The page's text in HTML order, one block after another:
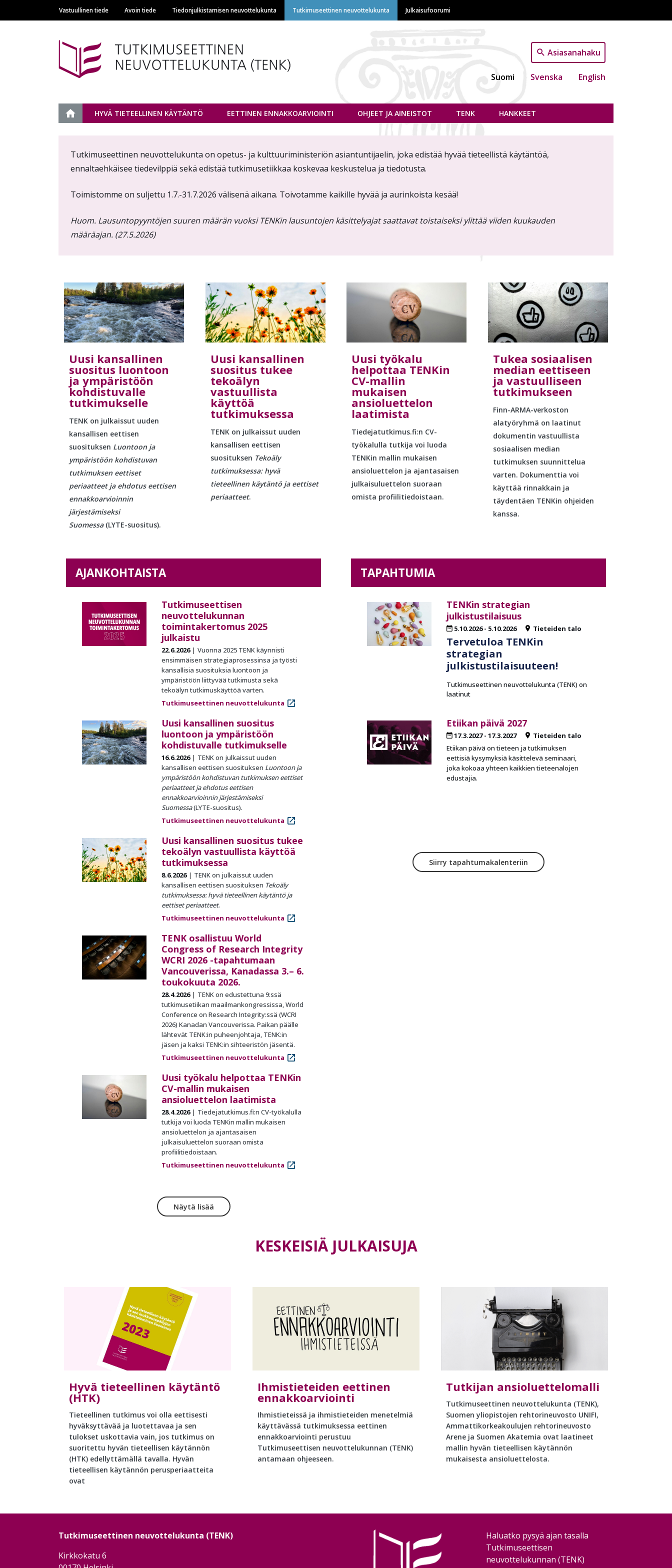
Hyppää
pääsisältöön
Main navigation
Vastuullinen tiede Avoin tiede Tiedonjulkistamisen neuvottelukunta Tutkimuseettinen neuvottelukunta Julkaisufoorumi
Asiasanahaku
Suomi Svenska English
Tutkimuseettinen neuvottelukunta
ETUSIVUHYVÄ TIETEELLINEN KÄYTÄNTÖ EETTINEN ENNAKKOARVIOINTI OHJEET JA AINEISTOT TENK HANKKEET
Content
markup
Tutkimuseettinen neuvottelukunta on opetus- ja kulttuuriministeriön asiantuntijaelin, joka edistää hyvää tieteellistä käytäntöä,
ennaltaehkäisee tiedevilppiä sekä edistää tutkimusetiikkaa koskevaa keskustelua ja tiedotusta.
Toimistomme on suljettu 1.7.-31.7.2026 välisenä aikana. Toivotamme kaikille hyvää ja aurinkoista kesää!
Huom. Lausuntopyyntöjen suuren määrän vuoksi TENKin lausuntojen käsittelyajat saattavat toistaiseksi ylittää viiden kuukauden
määräajan. (27.5.2026)
Uusi kansallinen
suositus luontoon
ja ympäristöön
kohdistuvalle
tutkimukselle
TENK on julkaissut uuden
kansallisen eettisen
suosituksen Luontoon ja
ympäristöön kohdistuvan
tutkimuksen eettiset
periaatteet ja ehdotus eettisen
ennakkoarvioinnin
järjestämiseksi
Suomessa(LYTE-suositus).
Uusi kansallinen
suositus tukee
tekoälyn
vastuullista
käyttöä
tutkimuksessa
TENK on julkaissut uuden
kansallisen eettisen
suosituksen Tekoäly
tutkimuksessa: hyvä
tieteellinen käytäntö ja eettiset
periaatteet.
Uusi työkalu
helpottaa TENKin
CV-mallin
mukaisen
ansioluettelon
laatimista
Tiedejatutkimus.fi:n CV-
työkalulla tutkija voi luoda
TENKin mallin mukaisen
ansioluettelon ja ajantasaisen
julkaisuluettelon suoraan
omista profiilitiedoistaan.
Tukea sosiaalisen
median eettiseen
ja vastuulliseen
tutkimukseen
Finn-ARMA-verkoston
alatyöryhmä on laatinut
dokumentin vastuullista
sosiaalisen median
tutkimuksen suunnittelua
varten. Dokumenttia voi
käyttää rinnakkain ja
täydentäen TENKin ohjeiden
kanssa.
AJANKOHTAISTA
Tutkimuseettisen
neuvottelukunnan
toimintakertomus 2025
julkaistu
22.6.2026
Vuonna 2025 TENK käynnisti
ensimmäisen strategiaprosessinsa ja työsti
kansallisia suosituksia luontoon ja
ympäristöön liittyvää tutkimusta sekä
tekoälyn tutkimuskäyttöä varten.
Tutkimuseettinen neuvottelukunta
Uusi kansallinen suositus
luontoon ja ympäristöön
kohdistuvalle tutkimukselle
16.6.2026
TENK on julkaissut uuden
kansallisen eettisen suosituksen Luontoon ja
ympäristöön kohdistuvan tutkimuksen eettiset
periaatteet ja ehdotus eettisen
ennakkoarvioinnin järjestämiseksi
Suomessa(LYTE-suositus).
Tutkimuseettinen neuvottelukunta
Uusi kansallinen suositus tukee
tekoälyn vastuullista käyttöä
tutkimuksessa
8.6.2026
TENK on julkaissut uuden
kansallisen eettisen suosituksen Tekoäly
tutkimuksessa: hyvä tieteellinen käytäntö ja
eettiset periaatteet.
Tutkimuseettinen neuvottelukunta
TENK osallistuu World
Congress of Research Integrity
WCRI 2026 -tapahtumaan
Vancouverissa, Kanadassa 3.– 6.
toukokuuta 2026.
28.4.2026
TENK on edustettuna 9:ssä
tutkimusetiikan maailmankongressissa, World
Conference on Research Integrity:ssä (WCRI
2026) Kanadan Vancouverissa. Paikan päälle
lähtevät TENK:in puheenjohtaja, TENK:in
jäsen ja kaksi TENK:in sihteeristön jäsentä.
Tutkimuseettinen neuvottelukunta
Uusi työkalu helpottaa TENKin
CV-mallin mukaisen
ansioluettelon laatimista
28.4.2026
Tiedejatutkimus.fi:n CV-työkalulla
tutkija voi luoda TENKin mallin mukaisen
ansioluettelon ja ajantasaisen
julkaisuluettelon suoraan omista
profiilitiedoistaan.
Tutkimuseettinen neuvottelukunta
Näytä lisää
TAPAHTUMIA
TENKin strategian
julkistustilaisuus
5.10.2026- 5.10.2026 Tieteiden talo
Tervetuloa TENKin
strategian
julkistustilaisuuteen!
Tutkimuseettinen neuvottelukunta (TENK) on
laatinut
Etiikan päivä 2027
17.3.2027- 17.3.2027
Tieteiden talo
Etiikan päivä on tieteen ja tutkimuksen
eettisiä kysymyksiä käsittelevä seminaari,
joka kokoaa yhteen kaikkien tieteenalojen
edustajia.
Siirry tapahtumakalenteriin
KESKEISIÄ JULKAISUJA
Hyvä tieteellinen käytäntö
(HTK)
Tieteellinen tutkimus voi olla eettisesti
hyväksyttävää ja luotettavaa ja sen
tulokset uskottavia vain, jos tutkimus on
suoritettu hyvän tieteellisen käytännön
(HTK) edellyttämällä tavalla. Hyvän
tieteellisen käytännön perusperiaatteita
ovat
Ihmistieteiden eettinen
ennakkoarviointi
Ihmistieteissä ja ihmistieteiden menetelmiä
käyttävässä tutkimuksessa eettinen
ennakkoarviointi perustuu
Tutkimuseettisen neuvottelukunnan (TENK)
antamaan ohjeeseen.
Tutkijan ansioluettelomalli
Tutkimuseettinen neuvottelukunta (TENK),
Suomen yliopistojen rehtorineuvosto UNIFI,
Ammattikorkeakoulujen rehtorineuvosto
Arene ja Suomen Akatemia ovat laatineet
mallin hyvän tieteellisen käytännön
mukaisesta ansioluettelosta.
Tutkimuseettinen neuvottelukunta (TENK)
Kirkkokatu 6
Haluatko pysyä ajan tasalla
Tutkimuseettisen
neuvottelukunnan (TENK)